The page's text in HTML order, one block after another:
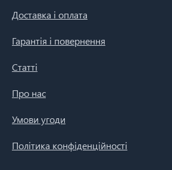
Доставка і оплата
Гарантія і повернення
Статті
Про нас
Умови угоди
Політика конфіденційності